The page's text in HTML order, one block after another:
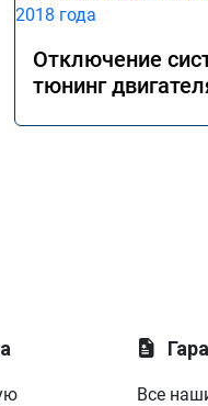
Отключение
тюнинг
Все